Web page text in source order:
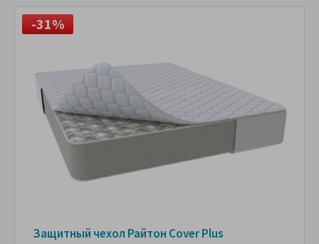
-31%
Защитный чехол Райтон Cover Plus